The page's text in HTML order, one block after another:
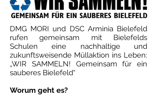
DMG MORI und DSC Arminia Bielefeld
rufen gemeinsam mit Bielefelds
Schulen eine nachhaltige und
zukunftsweisende Müllaktion ins Leben:
„WIR SAMMELN! Gemeinsam für ein
sauberes Bielefeld“
Worum geht es?